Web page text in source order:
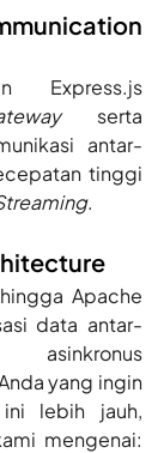
Express.js
serta
antar-
tinggi
.
Apache
data antar-
yang ingin
lebih jauh,
mengenai: